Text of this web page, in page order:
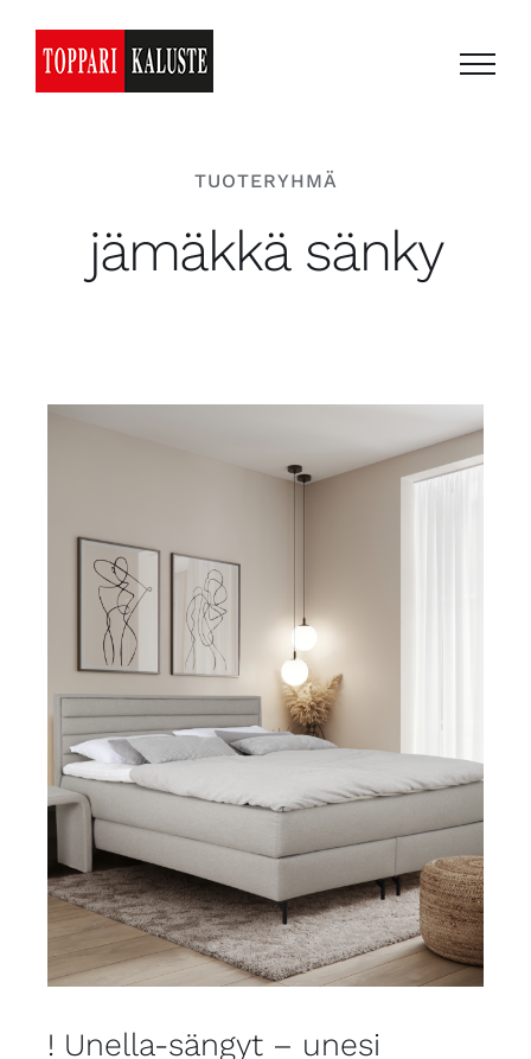
content
TUOTERYHMÄ
jämäkkä sänky
! Unella-sängyt – unesi